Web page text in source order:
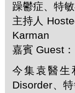
躁鬱症、特
主持人
Karman
嘉賓 Guest：
今集袁醫生
Disorder、